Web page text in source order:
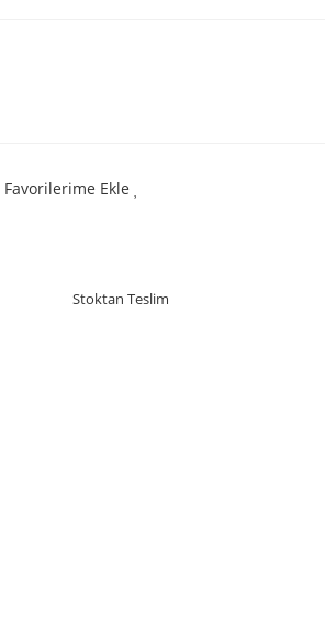
Favorilerime Ekle
Stoktan Teslim